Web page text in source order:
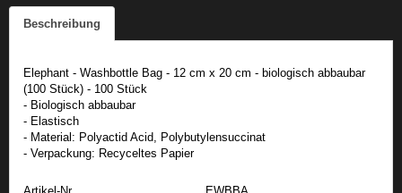
Beschreibung
Elephant - Washbottle Bag - 12 cm x 20 cm - biologisch abbaubar
(100 Stück) - 100 Stück
- Biologisch abbaubar
- Elastisch
- Material: Polyactid Acid, Polybutylensuccinat
- Verpackung: Recyceltes Papier
Artikel-Nr.
EWBBA